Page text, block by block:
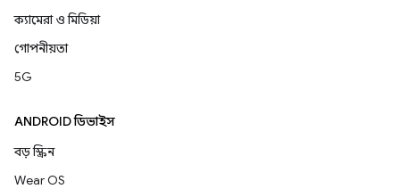
ক্যামেরা ও মিডিয়া
গোপনীয়তা
5G
ANDROID ডিভাইস
বড় স্ক্রিন
Wear OS